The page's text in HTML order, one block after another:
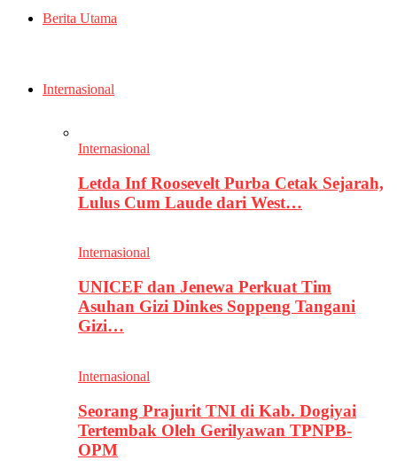
Berita Utama
Internasional
Internasional
Letda Inf Roosevelt Purba Cetak Sejarah,
Lulus Cum Laude dari West…
Internasional
UNICEF dan Jenewa Perkuat Tim
Asuhan Gizi Dinkes Soppeng Tangani
Gizi…
Internasional
Seorang Prajurit TNI di Kab. Dogiyai
Tertembak Oleh Gerilyawan TPNPB-
OPM